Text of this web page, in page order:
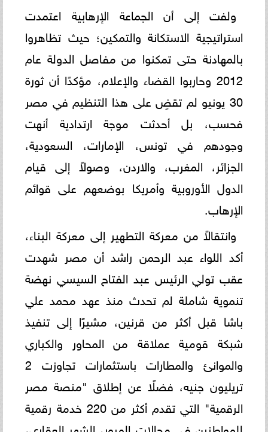
ولفت إلى أن الجماعة الإرهابية اعتمدت
استراتيجية الاستكانة والتمكين؛ حيث تظاهروا
بالمهادنة حتى تمكنوا من مفاصل الدولة عام
2012 وحاربوا القضاء والإعلام، مؤكدًا أن ثورة
30 يونيو لم تقضِ على هذا التنظيم في مصر
فحسب، بل أحدثت موجة ارتدادية أنهت
وجودهم في تونس، الإمارات، السعودية،
الجزائر، المغرب، والاردن، وصولاً إلى قيام
الدول الأوروبية وأمريكا بوضعهم على قوائم
الإرهاب.
وانتقالاً من معركة التطهير إلى معركة البناء،
أكد اللواء عبد الرحمن راشد أن مصر شهدت
عقب تولي الرئيس عبد الفتاح السيسي نهضة
تنموية شاملة لم تحدث منذ عهد محمد علي
باشا قبل أكثر من قرنين، مشيرًا إلى تنفيذ
شبكة قومية عملاقة من المحاور والكباري
والموانئ والمطارات باستثمارات تجاوزت 2
تريليون جنيه، فضلًا عن إطلاق "منصة مصر
الرقمية" التي تقدم أكثر من 220 خدمة رقمية
للمواطنين في مجالات المرور، الشهر العقاري،